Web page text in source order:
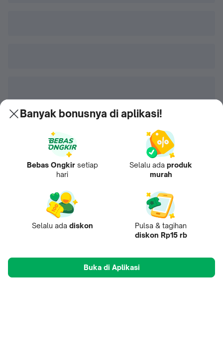
Banyak bonusnya di aplikasi!
Bebas Ongkir setiap
hari
Selalu ada produk
murah
Selalu ada diskon
Pulsa & tagihan
diskon Rp15 rb
Buka di Aplikasi